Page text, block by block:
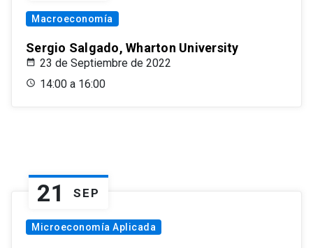
Macroeconomía
Sergio Salgado, Wharton University
23 de Septiembre de 2022
14:00 a 16:00
21 SEP
Microeconomía Aplicada